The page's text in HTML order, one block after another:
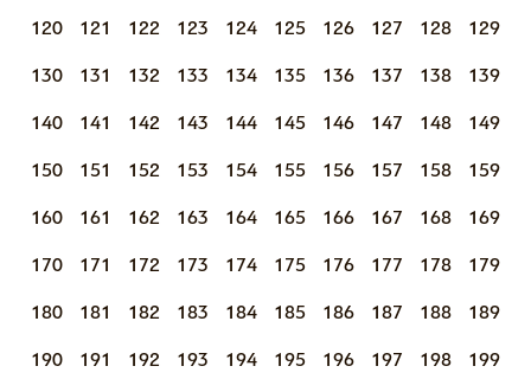
120 121 122 123 124 125 126 127 128 129
130 131 132 133 134 135 136 137 138 139
140 141 142 143 144 145 146 147 148 149
150 151 152 153 154 155 156 157 158 159
160 161 162 163 164 165 166 167 168 169
170 171 172 173 174 175 176 177 178 179
180 181 182 183 184 185 186 187 188 189
190 191 192 193 194 195 196 197 198 199